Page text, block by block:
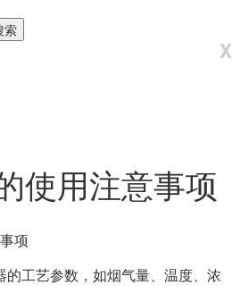
X
使用注意事项
项
的工艺参数，如烟气量、温度、浓